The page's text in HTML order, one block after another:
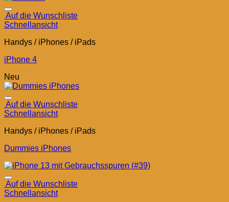
Auf die Wunschliste
Schnellansicht
Handys / iPhones / iPads
iPhone 4
Neu
Auf die Wunschliste
Schnellansicht
Handys / iPhones / iPads
Dummies iPhones
Auf die Wunschliste
Schnellansicht